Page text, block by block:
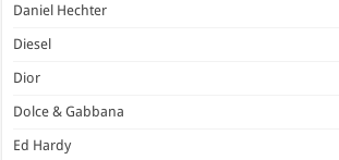
Daniel Hechter
Diesel
Dior
Dolce & Gabbana
Ed Hardy